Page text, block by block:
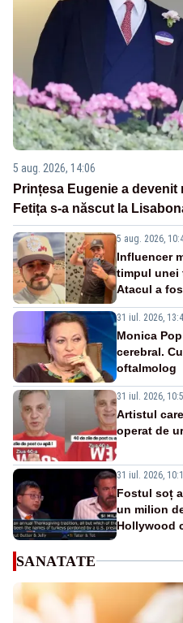
5 aug. 2026, 14:06
Prințesa Eugenie a devenit
Fetița s-a născut la
5 aug. 2026,
Influencer
timpul unei
Atacul a
31 iul. 2026,
Monica
cerebral.
oftalmolog
31 iul. 2026,
Artistul
operat de
31 iul. 2026,
Fostul soț
un milion
Hollywood
SANATATE